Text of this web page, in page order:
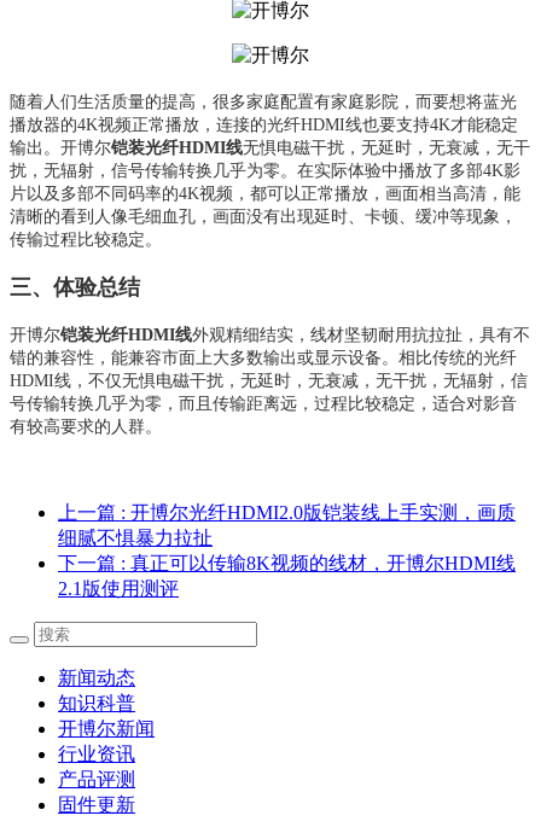
随着人们生活质量的提高，很多家庭配置有家庭影院，而要想将蓝光
播放器的4K视频正常播放，连接的光纤HDMI线也要支持4K才能稳定
输出。开博尔铠装光纤HDMI线无惧电磁干扰，无延时，无衰减，无干
扰，无辐射，信号传输转换几乎为零。在实际体验中播放了多部4K影
片以及多部不同码率的4K视频，都可以正常播放，画面相当高清，能
清晰的看到人像毛细血孔，画面没有出现延时、卡顿、缓冲等现象，
传输过程比较稳定。
三、体验总结
开博尔铠装光纤HDMI线外观精细结实，线材坚韧耐用抗拉扯，具有不
错的兼容性，能兼容市面上大多数输出或显示设备。相比传统的光纤
HDMI线，不仅无惧电磁干扰，无延时，无衰减，无干扰，无辐射，信
号传输转换几乎为零，而且传输距离远，过程比较稳定，适合对影音
有较高要求的人群。
上一篇 : 开博尔光纤HDMI2.0版铠装线上手实测，画质
细腻不惧暴力拉扯
下一篇 : 真正可以传输8K视频的线材，开博尔HDMI线
2.1版使用测评
新闻动态
知识科普
开博尔新闻
行业资讯
产品评测
固件更新